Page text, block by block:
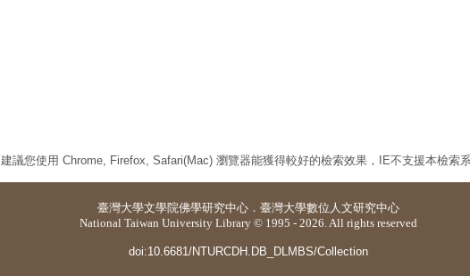
建議您使用 Chrome, Firefox, Safari(Mac) 瀏覽器能獲得較好的檢索效果，IE不支援本檢索系
臺灣大學文學院佛學研究中心 ． 臺灣大學數位人文研究中心
National Taiwan University Library © 1995 - 2026. All rights reserved
doi:10.6681/NTURCDH.DB_DLMBS/Collection